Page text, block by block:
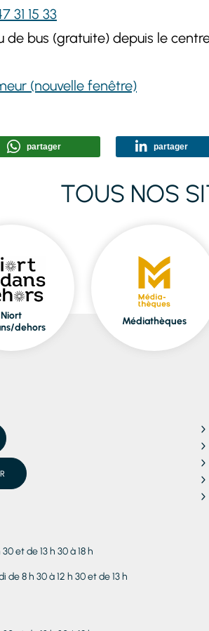
31 15 33
de bus (gratuite) depuis le
(nouvelle fenêtre)
partager partager
TOUS NOS
Niort
dehors
Médiathèques
et de 13 h 30 à 18 h
8 h 30 à 12 h 30 et de 13 h